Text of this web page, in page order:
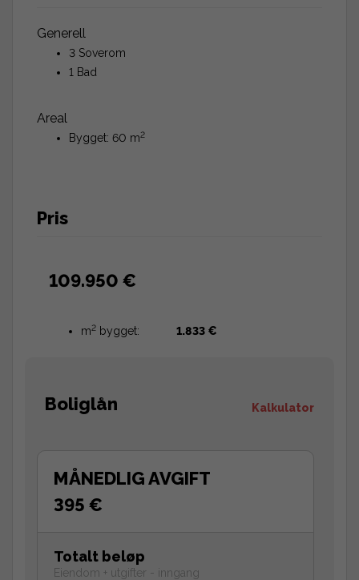
Generell
3 Soverom
1 Bad
Areal
Bygget: 60 m2
Pris
109.950 €
m2 bygget: 1.833 €
Boliglån Kalkulator
MÅNEDLIG AVGIFT
395 €
Totalt beløp
Eiendom + utgifter - inngang